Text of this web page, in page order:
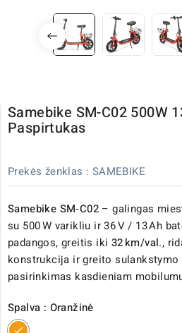
Samebike SM-C02 500W
Paspirtukas
Prekės ženklas : SAMEBIKE
Samebike SM‑C02– galingas
su 500 W varikliu ir 36 V / 13 Ah
padangos, greitis iki 32 km/val.,
konstrukcija ir greito
pasirinkimas kasdieniam
Spalva : Oranžinė
Oranžinė